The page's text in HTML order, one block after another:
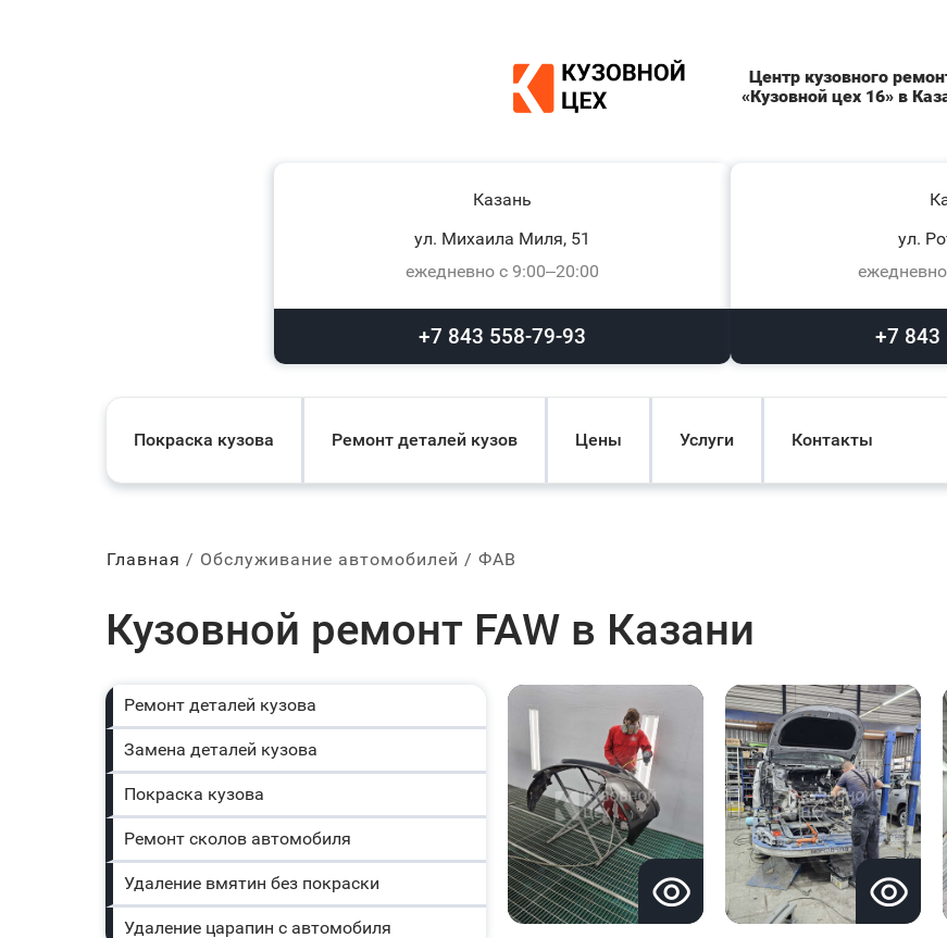
Центр кузовного
«Кузовной цех 16» в
Казань
ул. Михаила Миля, 51
ежедневно с 9:00–20:00
+7 843 558-79-93
ул.
+7 843
Покраска кузова Ремонт деталей кузов Цены Услуги Контакты
Главная Обслуживание автомобилей ФАВ
Кузовной ремонт FAW в Казани
Ремонт деталей кузова
Замена деталей кузова
Покраска кузова
Ремонт сколов автомобиля
Удаление вмятин без покраски
Удаление царапин с автомобиля